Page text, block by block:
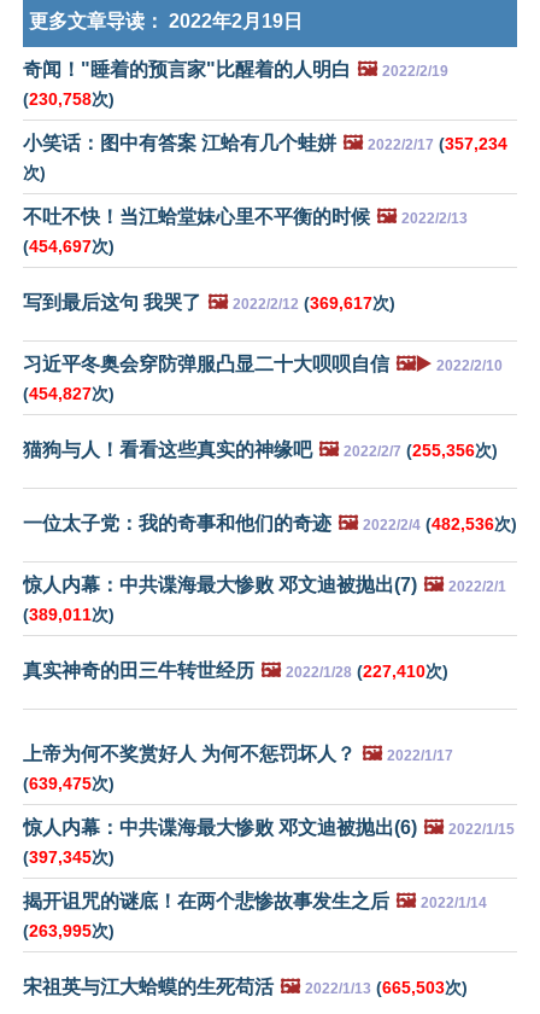
更多文章导读： 2022年2月19日
奇闻！"睡着的预言家"比醒着的人明白 🖼️ 2022/2/19
(230,758次)
小笑话：图中有答案 江蛤有几个蛙姘 🖼️ 2022/2/17 (357,234
次)
不吐不快！当江蛤堂妹心里不平衡的时候 🖼️ 2022/2/13
(454,697次)
写到最后这句 我哭了 🖼️ 2022/2/12 (369,617次)
习近平冬奥会穿防弹服凸显二十大呗呗自信 🖼️▶️ 2022/2/10
(454,827次)
猫狗与人！看看这些真实的神缘吧 🖼️ 2022/2/7 (255,356次)
一位太子党：我的奇事和他们的奇迹 🖼️ 2022/2/4 (482,536次)
惊人内幕：中共谍海最大惨败 邓文迪被抛出(7) 🖼️ 2022/2/1
(389,011次)
真实神奇的田三牛转世经历 🖼️ 2022/1/28 (227,410次)
上帝为何不奖赏好人 为何不惩罚坏人？ 🖼️ 2022/1/17
(639,475次)
惊人内幕：中共谍海最大惨败 邓文迪被抛出(6) 🖼️ 2022/1/15
(397,345次)
揭开诅咒的谜底！在两个悲惨故事发生之后 🖼️ 2022/1/14
(263,995次)
宋祖英与江大蛤蟆的生死苟活 🖼️ 2022/1/13 (665,503次)